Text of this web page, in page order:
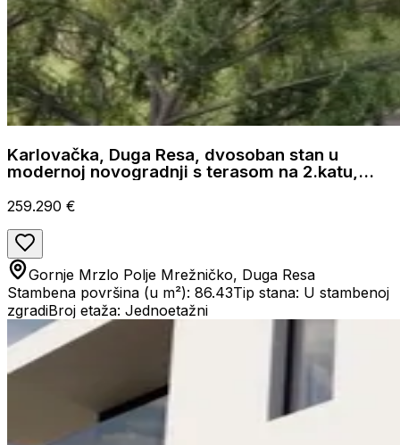
Karlovačka, Duga Resa, dvosoban stan u
modernoj novogradnji s terasom na 2.katu,
259.290 €
Gornje Mrzlo Polje Mrežničko, Duga Resa
Stambena površina (u m²): 86.43Tip stana: U stambenoj
zgradiBroj etaža: Jednoetažni